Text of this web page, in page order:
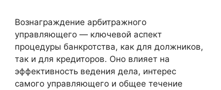
Вознаграждение арбитражного
управляющего — ключевой аспект
процедуры банкротства, как для должников,
так и для кредиторов. Оно влияет на
эффективность ведения дела, интерес
самого управляющего и общее течение